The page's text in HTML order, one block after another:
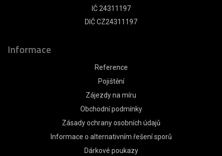
IČ 24311197
DIČ CZ24311197
Informace
Reference
Pojištění
Zájezdy na míru
Obchodní podmínky
Zásady ochrany osobních údajů
Informace o alternativním řešení sporů
Dárkové poukazy